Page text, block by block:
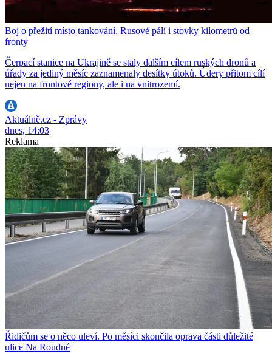
Boj o přežití místo tankování. Rusové pálí i stovky kilometrů od
fronty
Čerpací stanice na Ukrajině se staly dalším cílem ruských dronů a
úřady za jediný měsíc zaznamenaly desítky útoků. Údery přitom cílí
nejen na frontové regiony, ale i na vnitrozemí.
Aktuálně.cz - Zprávy
dnes, 14:03
Reklama
Řidičům se o něco uleví. Po měsíci skončila oprava části důležité
ulice Na Roudné